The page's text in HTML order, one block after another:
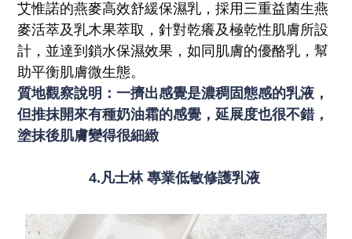
艾惟諾的燕麥高效舒緩保濕乳，採用三重益菌生燕
麥活萃及乳木果萃取，針對乾癢及極乾性肌膚所設
計，並達到鎖水保濕效果，如同肌膚的優酪乳，幫
助平衡肌膚微生態。
質地觀察說明：一擠出感覺是濃稠固態感的乳液，
但推抹開來有種奶油霜的感覺，延展度也很不錯，
塗抹後肌膚變得很細緻
4.凡士林 專業低敏修護乳液